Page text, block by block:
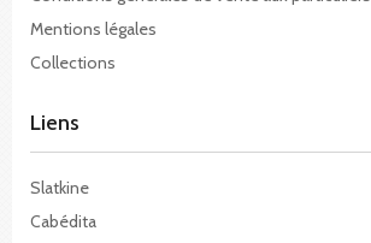
Mentions légales
Collections
Liens
Slatkine
Cabédita